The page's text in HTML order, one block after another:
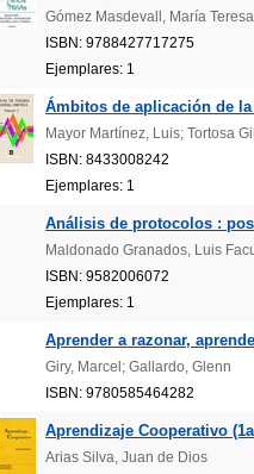
Gómez Masdevall, María
ISBN: 9788427717275
Ejemplares: 1
Ámbitos de aplicación de
Mayor Martínez, Luis; Tortosa
ISBN: 8433008242
Ejemplares: 1
Análisis de protocolos :
Maldonado Granados, Luis
ISBN: 9582006072
Ejemplares: 1
Aprender a razonar,
Giry, Marcel; Gallardo, Glenn
ISBN: 9780585464282
Aprendizaje Cooperativo
Arias Silva, Juan de Dios